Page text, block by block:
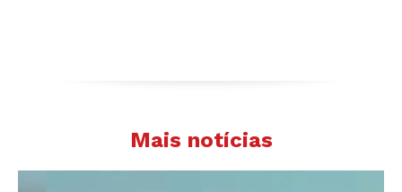
Mais notícias